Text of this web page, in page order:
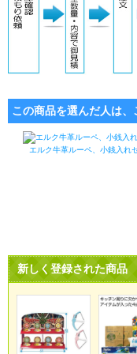
この商品を選んだ人は、
エルク牛革ルーペ、小銭入れ
新しく登録された商品